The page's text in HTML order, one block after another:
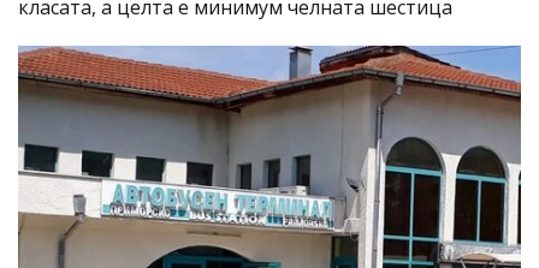
класата, а целта е минимум челната шестица